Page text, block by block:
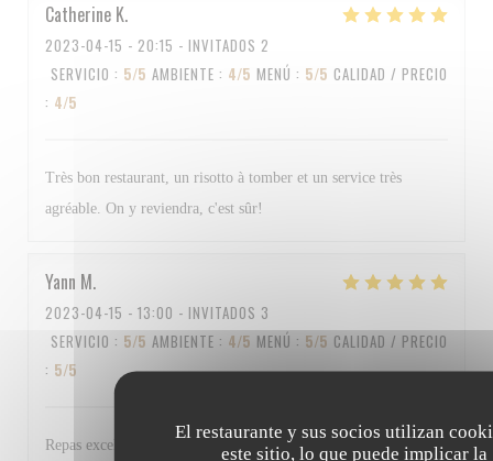
El restaurante y sus socios utilizan
este sitio, lo que puede implicar la
Catherine K
2023-04-15 - 20:15 - INVITADOS 2
SERVICIO : 5/5 AMBIENTE : 4/5 MENÚ : 5/5 CALIDAD / PRECIO
: 4/5
Très bon restaurant, un risotto à tomber et un service très
agréable. On y reviendra, c'est sûr!
Yann M
2023-04-15 - 13:00 - INVITADOS 3
SERVICIO : 5/5 AMBIENTE : 4/5 MENÚ : 5/5 CALIDAD / PRECIO
: 5/5
Repas excellent et personnel au top Bravo à tous